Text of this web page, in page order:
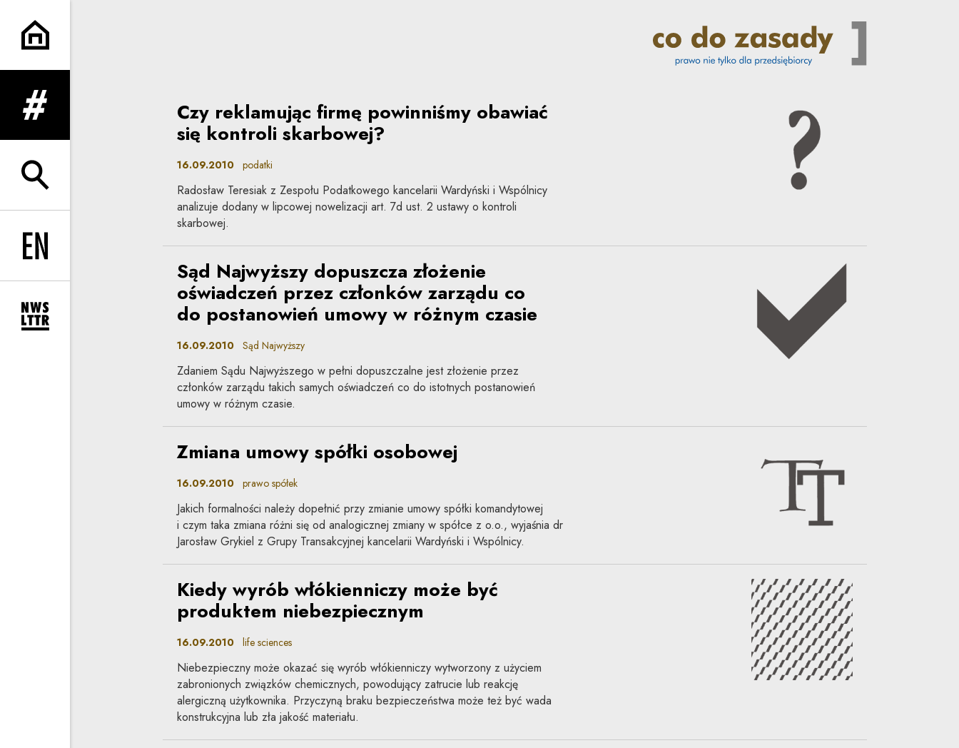
Artykuły | Co do zasady
rozwiń menu
rozwiń wyszukiwarkę
Change language to EN
rozwiń formularz zapisu na newsletter
Czy reklamując firmę powinniśmy obawiać
się kontroli skarbowej?
16.09.2010podatki
Radosław Teresiak z Zespołu Podatkowego kancelarii Wardyński i Wspólnicy
analizuje dodany w lipcowej nowelizacji art. 7d ust. 2 ustawy o kontroli
skarbowej.
Sąd Najwyższy dopuszcza złożenie
oświadczeń przez członków zarządu co
do postanowień umowy w różnym czasie
16.09.2010Sąd Najwyższy
Zdaniem Sądu Najwyższego w pełni dopuszczalne jest złożenie przez
członków zarządu takich samych oświadczeń co do istotnych postanowień
umowy w różnym czasie.
Zmiana umowy spółki osobowej
16.09.2010prawo spółek
Jakich formalności należy dopełnić przy zmianie umowy spółki komandytowej
i czym taka zmiana różni się od analogicznej zmiany w spółce z o.o., wyjaśnia dr
Jarosław Grykiel z Grupy Transakcyjnej kancelarii Wardyński i Wspólnicy.
Kiedy wyrób włókienniczy może być
produktem niebezpiecznym
16.09.2010life sciences
Niebezpieczny może okazać się wyrób włókienniczy wytworzony z użyciem
zabronionych związków chemicznych, powodujący zatrucie lub reakcję
alergiczną użytkownika. Przyczyną braku bezpieczeństwa może też być wada
konstrukcyjna lub zła jakość materiału.